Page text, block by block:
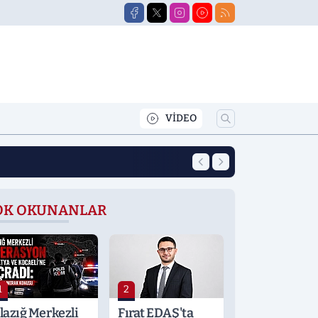
VİDEO
12:39 Yeni Eğitim
OKUNANLAR
Merkezli
2
Fırat EDAŞ'ta